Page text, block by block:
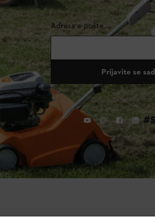
Adresa e-pošte
Prijavite se